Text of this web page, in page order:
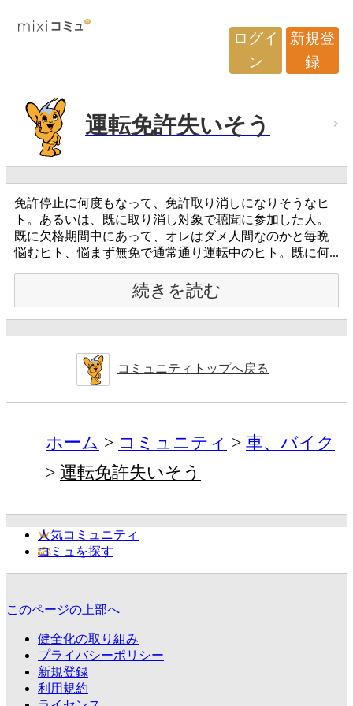
ログイ
ン
新規登
録
運転免許失いそう
免許停止に何度もなって、免許取り消しになりそうなヒ
ト。あるいは、既に取り消し対象で聴聞に参加した人。
既に欠格期間中にあって、オレはダメ人間なのかと毎晩
悩むヒト、悩まず無免で通常通り運転中のヒト。既に何...
続きを読む
コミュニティトップへ戻る
ホーム コミュニティ
車、バイク
運転免許失いそう
人気コミュニティ
コミュを探す
このページの上部へ
健全化の取り組み
プライバシーポリシー
新規登録
利用規約